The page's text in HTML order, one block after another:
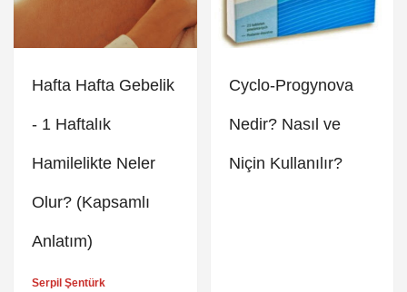
Hafta Hafta Gebelik
- 1 Haftalık
Hamilelikte Neler
Olur? (Kapsamlı
Anlatım)
Serpil Şentürk
Cyclo-Progynova
Nedir? Nasıl ve
Niçin Kullanılır?